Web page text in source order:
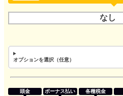
なし
オプションを選択（任意）
頭金 ボーナス払い 各種税金